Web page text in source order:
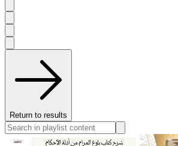
Return to results